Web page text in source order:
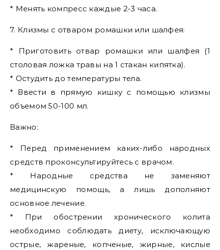
* Менять компресс каждые 2-3 часа.
7. Клизмы с отваром ромашки или шалфея:
* Приготовить отвар ромашки или шалфея (1
столовая ложка травы на 1 стакан кипятка).
* Остудить до температуры тела.
* Ввести в прямую кишку с помощью клизмы
объемом 50-100 мл.
Важно:
* Перед применением каких-либо народных
средств проконсультируйтесь с врачом.
* Народные средства не заменяют
медицинскую помощь, а лишь дополняют
основное лечение.
* При обострении хронического колита
необходимо соблюдать диету, исключающую
острые, жареные, копченые, жирные, кислые